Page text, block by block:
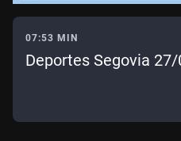
07:53 MIN
Deportes Segovia